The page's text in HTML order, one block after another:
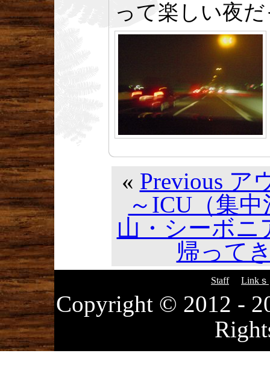
って楽しい夜
« Previous ア
～ICU（集
山・シーボニ
帰って
Staff Linkｓ
Copyright © 2012 -